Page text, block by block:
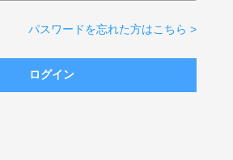
パスワードを忘れた方はこちら >
ログイン